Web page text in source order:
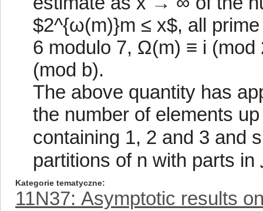
$2^{ω(m)}m ≤ x$, all
6 modulo 7, Ω(m) ≡ i (mod
(mod b).
The above quantity has
the number of elements
containing 1, 2 and 3 and
partitions of n with parts
Kategorie tematyczne
11N37: Asymptotic results